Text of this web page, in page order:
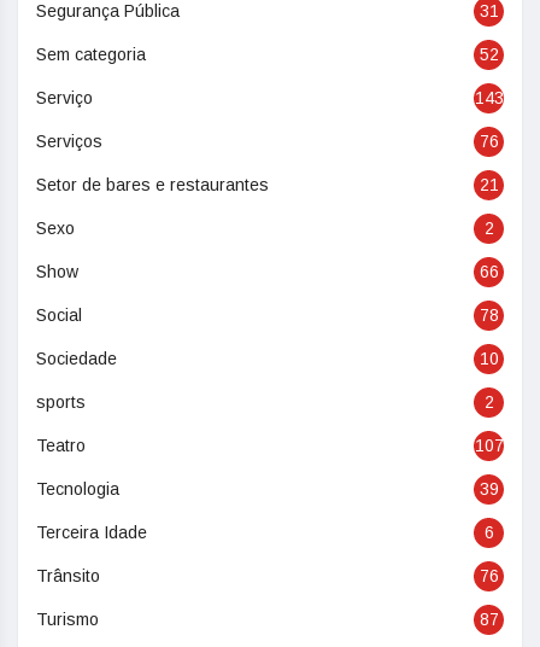
Segurança Pública 31
Sem categoria 52
Serviço 143
Serviços 76
Setor de bares e restaurantes 21
Sexo 2
Show 66
Social 78
Sociedade 10
sports 2
Teatro 107
Tecnologia 39
Terceira Idade 6
Trânsito 76
Turismo 87